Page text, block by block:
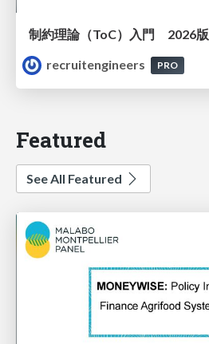
制約理論（ToC）入門 2026版
recruitengineers
PRO
Featured
See All Featured